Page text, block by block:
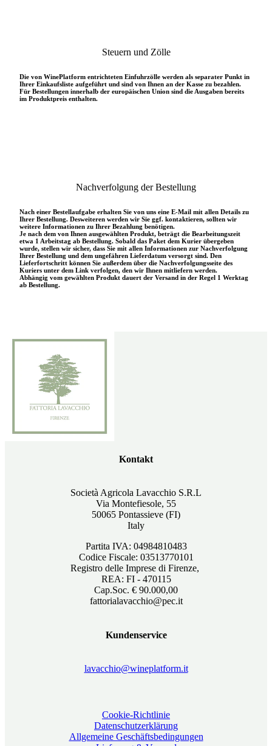
Steuern und Zölle
Die von WinePlatform entrichteten Einfuhrzölle werden als separater Punkt in
Ihrer Einkaufsliste aufgeführt und sind von Ihnen an der Kasse zu bezahlen.
Für Bestellungen innerhalb der europäischen Union sind die Ausgaben bereits
im Produktpreis enthalten.
Nachverfolgung der Bestellung
Nach einer Bestellaufgabe erhalten Sie von uns eine E-Mail mit allen Details zu
Ihrer Bestellung. Desweiteren werden wir Sie ggf. kontaktieren, sollten wir
weitere Informationen zu Ihrer Bezahlung benötigen.
Je nach dem von Ihnen ausgewählten Produkt, beträgt die Bearbeitungszeit
etwa 1 Arbeitstag ab Bestellung. Sobald das Paket dem Kurier übergeben
wurde, stellen wir sicher, dass Sie mit allen Informationen zur Nachverfolgung
Ihrer Bestellung und dem ungefähren Lieferdatum versorgt sind. Den
Lieferfortschritt können Sie außerdem über die Nachverfolgungsseite des
Kuriers unter dem Link verfolgen, den wir Ihnen mitliefern werden.
Abhängig vom gewählten Produkt dauert der Versand in der Regel 1 Werktag
ab Bestellung.
Kontakt
Società Agricola Lavacchio S.R.L
Via Montefiesole, 55
50065 Pontassieve (FI)
Italy
Partita IVA: 04984810483
Codice Fiscale: 03513770101
Registro delle Imprese di Firenze,
REA: FI - 470115
Cap.Soc. € 90.000,00
fattorialavacchio@pec.it
Kundenservice
lavacchio@wineplatform.it
Cookie-Richtlinie
Datenschutzerklärung
Allgemeine Geschäftsbedingungen